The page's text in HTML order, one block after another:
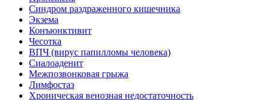
Синдром раздраженного кишечника
Экзема
Конъюнктивит
Чесотка
ВПЧ (вирус папилломы человека)
Сиалоаденит
Межпозвонковая грыжа
Лимфостаз
Хроническая венозная недостаточность